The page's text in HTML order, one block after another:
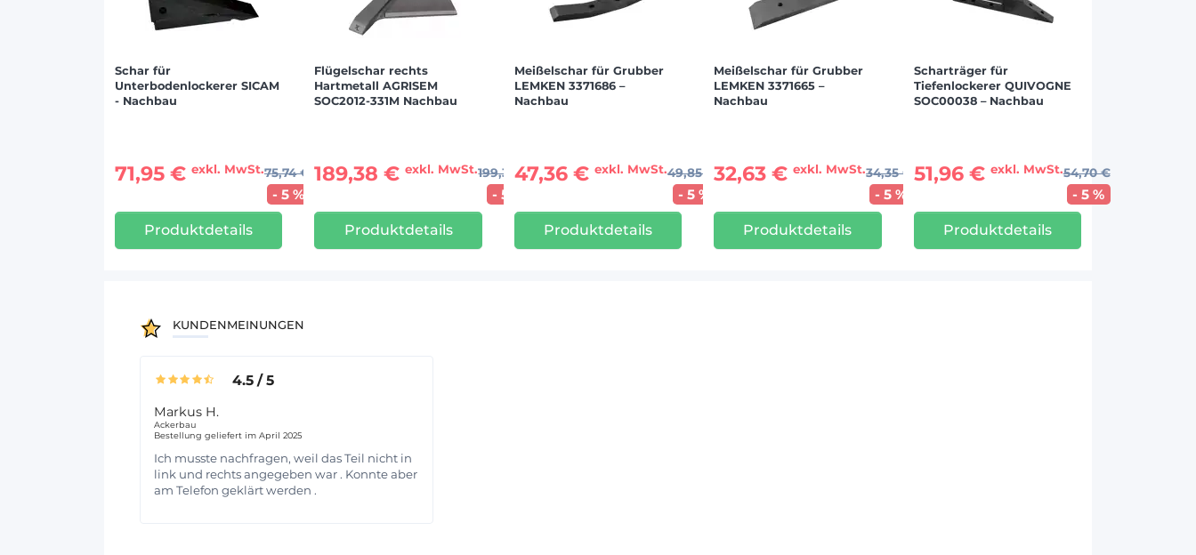
Schar für
Unterbodenlockerer SICAM
- Nachbau
71,95 € exkl. MwSt.75,74 €
- 5 %
Produktdetails
Flügelschar rechts
Hartmetall AGRISEM
SOC2012-331M Nachbau
189,38 €exkl. MwSt.199,35 €
- 5 %
Produktdetails
Meißelschar für Grubber
LEMKEN 3371686 –
Nachbau
47,36 € exkl. MwSt.49,85 €
- 5 %
Produktdetails
Meißelschar für Grubber
LEMKEN 3371665 –
Nachbau
32,63 €exkl. MwSt.34,35 €
- 5 %
Produktdetails
Scharträger für
Tiefenlockerer QUIVOGNE
SOC00038 – Nachbau
51,96 € exkl. MwSt.54,70 €
- 5 %
Produktdetails
KUNDENMEINUNGEN
4.5/5
Markus H.
Ackerbau
Bestellung geliefert im April 2025
Ich musste nachfragen, weil das Teil nicht in
link und rechts angegeben war . Konnte aber
am Telefon geklärt werden .